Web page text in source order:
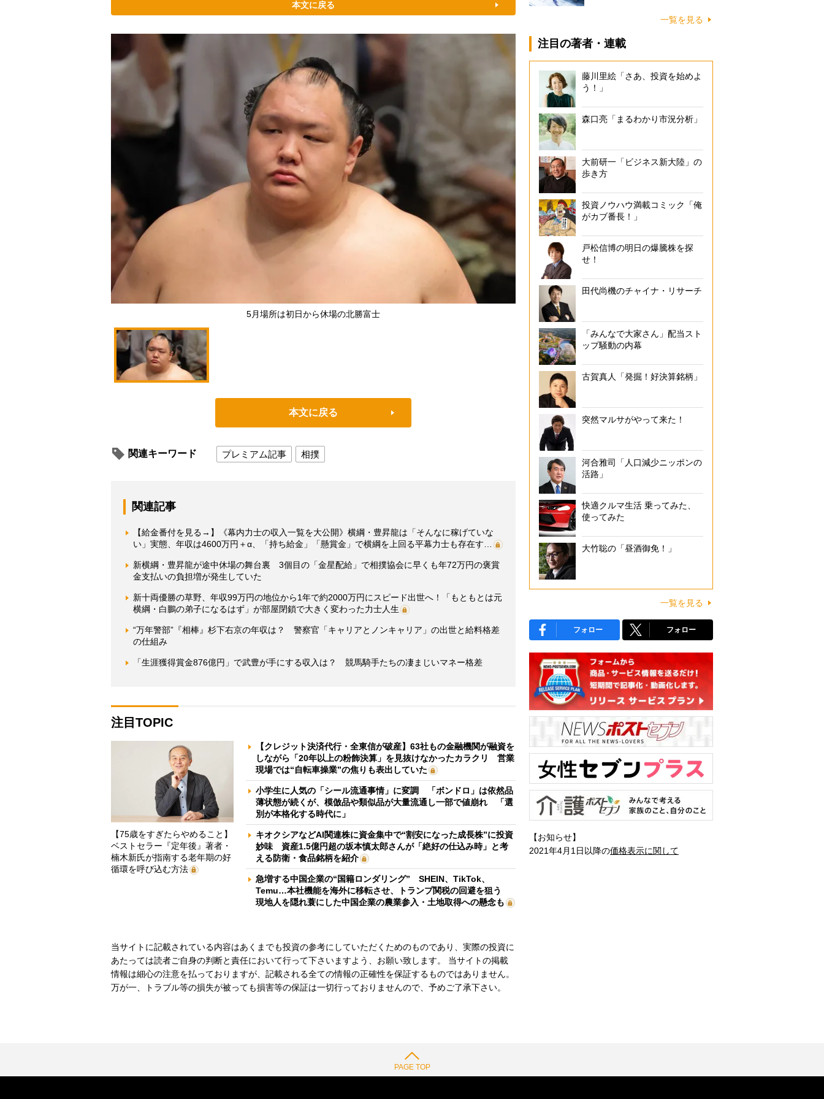
本文に戻る
5月場所は初日から休場の北勝富士
本文に戻る
関連キーワード プレミアム記事 相撲
関連記事
【給金番付を見る→】《幕内力士の収入一覧を大公開》横綱・豊昇龍は「そんなに稼げていな
い」実態、年収は4600万円＋α、「持ち給金」「懸賞金」で横綱を上回る平幕力士も存在す…
新横綱・豊昇龍が途中休場の舞台裏 3個目の「金星配給」で相撲協会に早くも年72万円の褒賞
金支払いの負担増が発生していた
新十両優勝の草野、年収99万円の地位から1年で約2000万円にスピード出世へ！「もともとは元
横綱・白鵬の弟子になるはず」が部屋閉鎖で大きく変わった力士人生
“万年警部”『相棒』杉下右京の年収は？ 警察官「キャリアとノンキャリア」の出世と給料格差
の仕組み
「生涯獲得賞金876億円」で武豊が手にする収入は？ 競馬騎手たちの凄まじいマネー格差
注目TOPIC
【75歳をすぎたらやめること】
ベストセラー『定年後』著者・
楠木新氏が指南する老年期の好
循環を呼び込む方法
【クレジット決済代行・全東信が破産】63社もの金融機関が融資を
しながら「20年以上の粉飾決算」を見抜けなかったカラクリ 営業
現場では“自転車操業”の焦りも表出していた
小学生に人気の「シール流通事情」に変調 「ボンドロ」は依然品
薄状態が続くが、模倣品や類似品が大量流通し一部で値崩れ 「選
別が本格化する時代に」
キオクシアなどAI関連株に資金集中で“割安になった成長株”に投資
妙味 資産1.5億円超の坂本慎太郎さんが「絶好の仕込み時」と考
える防衛・食品銘柄を紹介
急増する中国企業の“国籍ロンダリング” SHEIN、TikTok、
Temu…本社機能を海外に移転させ、トランプ関税の回避を狙う
現地人を隠れ蓑にした中国企業の農業参入・土地取得への懸念も
当サイトに記載されている内容はあくまでも投資の参考にしていただくためのものであり、実際の投資に
あたっては読者ご自身の判断と責任において行って下さいますよう、お願い致します。 当サイトの掲載
情報は細心の注意を払っておりますが、記載される全ての情報の正確性を保証するものではありません。
万が一、トラブル等の損失が被っても損害等の保証は一切行っておりませんので、予めご了承下さい。
一覧を見る
注目の著者・連載
藤川里絵「さあ、投資を始めよ
う！」
森口亮「まるわかり市況分析」
大前研一「ビジネス新大陸」の
歩き方
投資ノウハウ満載コミック「俺
がカブ番長！」
戸松信博の明日の爆騰株を探
せ！
田代尚機のチャイナ・リサーチ
「みんなで大家さん」配当スト
ップ騒動の内幕
古賀真人「発掘！好決算銘柄」
突然マルサがやって来た！
河合雅司「人口減少ニッポンの
活路」
快適クルマ生活 乗ってみた、
使ってみた
大竹聡の「昼酒御免！」
一覧を見る
フォロー フォロー
【お知らせ】
2021年4月1日以降の価格表示に関して
PAGE TOP